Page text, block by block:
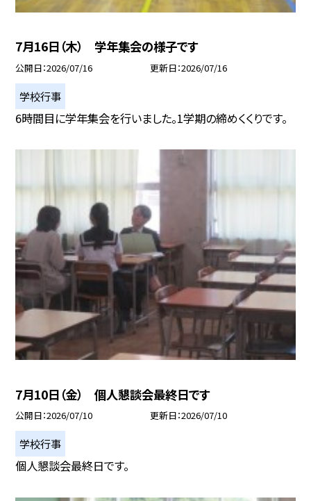
7月16日（木） 学年集会の様子です
公開日 2026/07/16 更新日 2026/07/16
学校行事
6時間目に学年集会を行いました。1学期の締めくくりです。
7月10日（金） 個人懇談会最終日です
公開日 2026/07/10 更新日 2026/07/10
学校行事
個人懇談会最終日です。